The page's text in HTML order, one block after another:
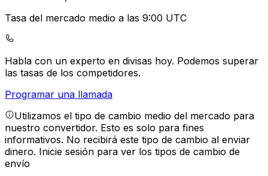
Tasa del mercado medio a las 9:00 UTC
Habla con un experto en divisas hoy. Podemos superar
las tasas de los competidores.
Programar una llamada
Utilizamos el tipo de cambio medio del mercado para
nuestro convertidor. Esto es solo para fines
informativos. No recibirá este tipo de cambio al enviar
dinero. Inicie sesión para ver los tipos de cambio de
envío